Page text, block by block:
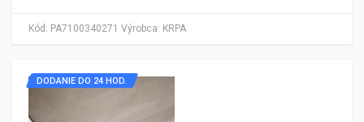
Kód: PA7100340271 Výrobca: KRPA
DODANIE DO 24 HOD.